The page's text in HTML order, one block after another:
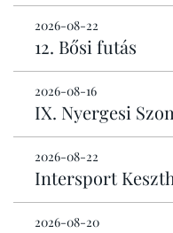
2026-08-22
12. Bősi futás
2026-08-16
IX. Nyergesi
2026-08-22
Intersport
2026-08-20